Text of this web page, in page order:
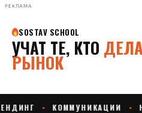
РЕКЛАМА